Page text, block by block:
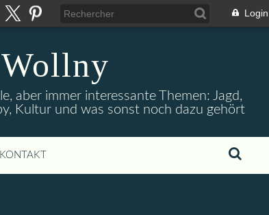
Login
aber immer interessante Themen: Jagd,
Kultur und was sonst noch dazu gehört
KONTAKT